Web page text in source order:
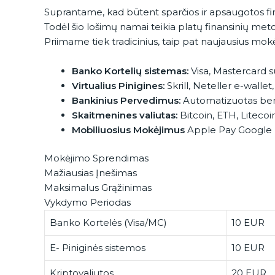
Suprantame, kad būtent sparčios ir apsaugotos
Todėl šio lošimų namai teikia platų finansinių
Priimame tiek tradicinius, taip pat naujausius
Banko Kortelių sistemas: Visa, Mastercard
Virtualius Pinigines: Skrill, Neteller e-
Bankinius Pervedimus: Automatizuotas
Skaitmenines valiutas: Bitcoin, ETH,
Mobiliuosius Mokėjimus Apple Pay
Mokėjimo Sprendimas
Mažiausias Įnešimas
Maksimalus Grąžinimas
Vykdymo Periodas
Banko Kortelės (Visa/MC)
10 EUR
E- Piniginės sistemos 10 EUR